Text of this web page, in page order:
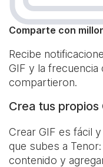
Comparte con
Recibe
GIF y la
compartieron.
Crea tus propios
Crear GIF es fácil
que subes a
contenido y